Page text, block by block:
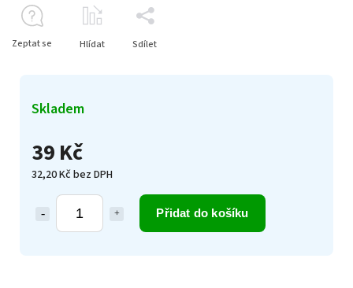
39 Kč
32,20 Kč bez DPH
Přidat do košíku
Skladem
Zeptat se Hlídat Sdílet